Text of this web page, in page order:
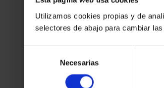
Utilizamos cookies propias y de
selectores de abajo para cambiar
consentimiento
Necesarias